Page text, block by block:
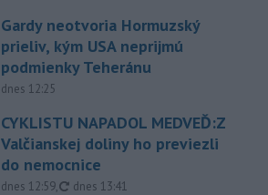
Gardy neotvoria Hormuzský
prieliv, kým USA neprijmú
podmienky Teheránu
dnes 12:25
CYKLISTU NAPADOL MEDVEĎ:Z
Valčianskej doliny ho previezli
do nemocnice
dnes 12:59, aktualizované
dnes 13:41